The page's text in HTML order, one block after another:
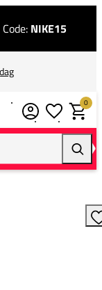
NIKE15
0